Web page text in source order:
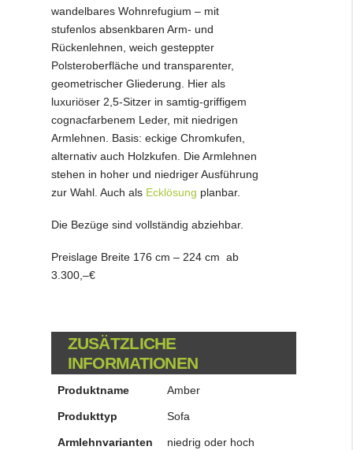
wandelbares Wohnrefugium – mit
stufenlos absenkbaren Arm- und
Rückenlehnen, weich gesteppter
Polsteroberfläche und transparenter,
geometrischer Gliederung. Hier als
luxuriöser 2,5-Sitzer in samtig-griffigem
cognacfarbenem Leder, mit niedrigen
Armlehnen. Basis: eckige Chromkufen,
alternativ auch Holzkufen. Die Armlehnen
stehen in hoher und niedriger Ausführung
zur Wahl. Auch als Ecklösung planbar.
Die Bezüge sind vollständig abziehbar.
Preislage Breite 176 cm – 224 cm ab
3.300,–€
ZUSÄTZLICHE
INFORMATIONEN
Produktname Amber
Produkttyp Sofa
Armlehnvarianten niedrig oder hoch